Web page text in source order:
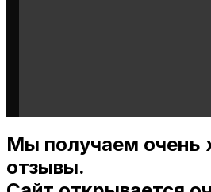
Мы получаем очень
отзывы.